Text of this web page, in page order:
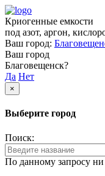
Криогенные емкости
под азот, аргон,
Ваш город:
Ваш город
Благовещенск?
Да Нет
×
Выберите город
Поиск:
По данному запросу